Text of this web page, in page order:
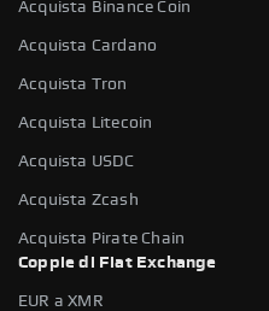
Acquista Binance Coin
Acquista Cardano
Acquista Tron
Acquista Litecoin
Acquista USDC
Acquista Zcash
Acquista Pirate Chain
Coppie di Fiat Exchange
EUR a XMR